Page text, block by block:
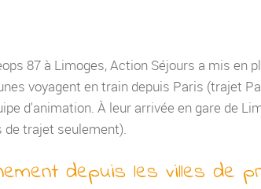
87 à Limoges, Action Séjours a mis en
voyagent en train depuis Paris (trajet
d'animation. À leur arrivée en gare de
de trajet seulement).
depuis les villes de